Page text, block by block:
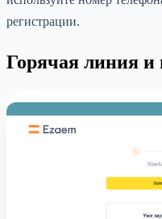
регистрации.
Горячая линия и